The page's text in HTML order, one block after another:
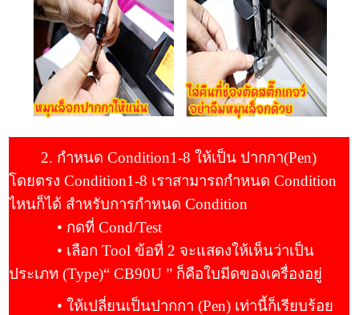
2. กำหนด Condition1-8 ให้เป็น ปากกา(Pen)
โดยตรง Condition1-8 เราสามารถกำหนด Condition
ไหนก็ได้ สำหรับการกำหนด Condition
• กดที่ Cond/Test
• เลือก Tool ข้อที่ 2 จะแสดงให้เห็นว่าเป็น
ประเภท (Type)“ CB90U ” ก็คือใบมีดของเครื่องอยู่
• ให้เปลี่ยนเป็นปากกา (Pen) เท่านี้ก็เรียบร้อย